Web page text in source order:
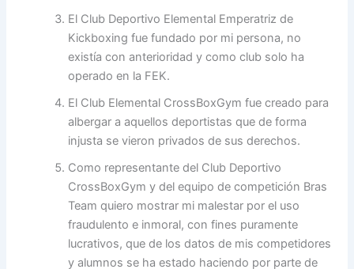
El Club Deportivo Elemental Emperatriz de
Kickboxing fue fundado por mi persona, no
existía con anterioridad y como club solo ha
operado en la FEK.
El Club Elemental CrossBoxGym fue creado para
albergar a aquellos deportistas que de forma
injusta se vieron privados de sus derechos.
Como representante del Club Deportivo
CrossBoxGym y del equipo de competición Bras
Team quiero mostrar mi malestar por el uso
fraudulento e inmoral, con fines puramente
lucrativos, que de los datos de mis competidores
y alumnos se ha estado haciendo por parte de